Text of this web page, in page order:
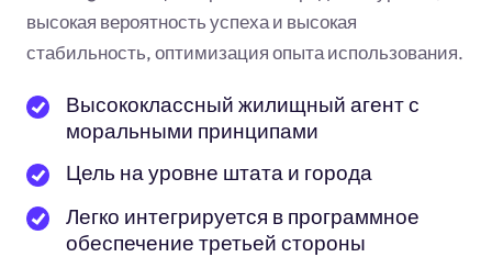
высокая вероятность успеха и высокая
стабильность, оптимизация опыта использования.
Высококлассный жилищный агент с
моральными принципами
Цель на уровне штата и города
Легко интегрируется в программное
обеспечение третьей стороны